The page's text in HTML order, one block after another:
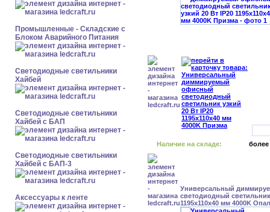
Промышленные - Складские с
Блоком Аварийного Питания
Светодиодные светильники
Хайбей
Светодиодные светильники
Хайбей с БАП
Светодиодные светильники
Хайбей с БАП-3
Аксессуары к ленте
Наличие на складе: более
Универсальный
светодиодный светильник
1195x110x40 мм 4000K Опал